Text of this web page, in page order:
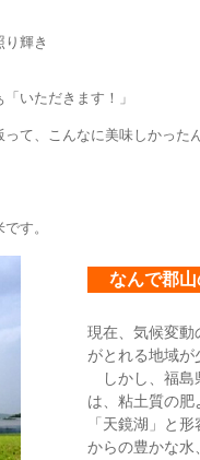
輝き
いただきます！」
て、こんなに美味しかった
す。
なんで郡
現在、気候変動
がとれる地域が
しかし、福島
は、粘土質の
「天鏡湖」と
からの豊かな水